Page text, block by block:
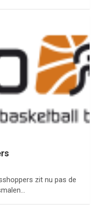
zit nu pas de